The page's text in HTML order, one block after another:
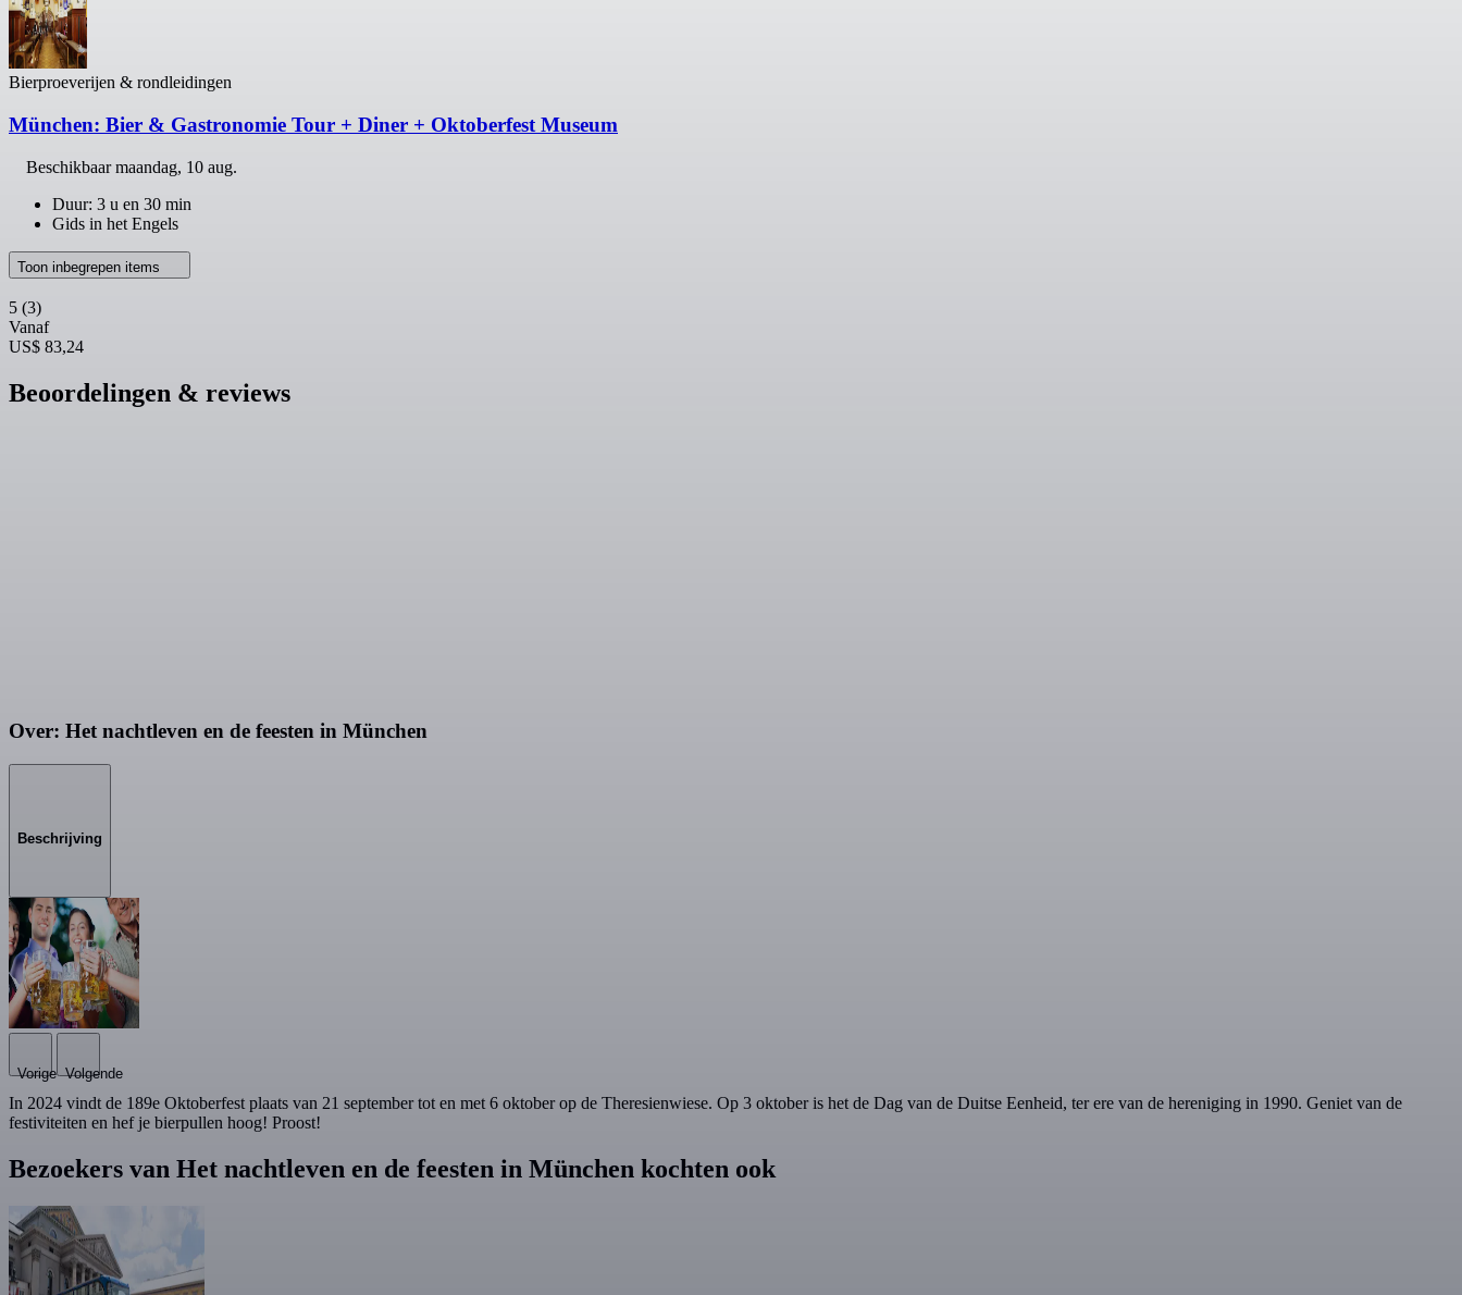
Bierproeverijen & rondleidingen
München: Bier & Gastronomie Tour + Diner + Oktoberfest Museum
Beschikbaarmaandag, 10 aug.
Duur: 3 u en 30 min
Gids in het Engels
Toon inbegrepen items
5 (3)
Vanaf
US$ 83,24
Beoordelingen & reviews
Over: Het nachtleven en de feesten in München
Beschrijving
Vorige Volgende
In 2024 vindt de 189e Oktoberfest plaats van 21 september tot en met 6 oktober op de Theresienwiese. Op 3 oktober is het de Dag van de Duitse Eenheid, ter ere van de hereniging in 1990. Geniet van de
festiviteiten en hef je bierpullen hoog! Proost!
Bezoekers van Het nachtleven en de feesten in München kochten ook